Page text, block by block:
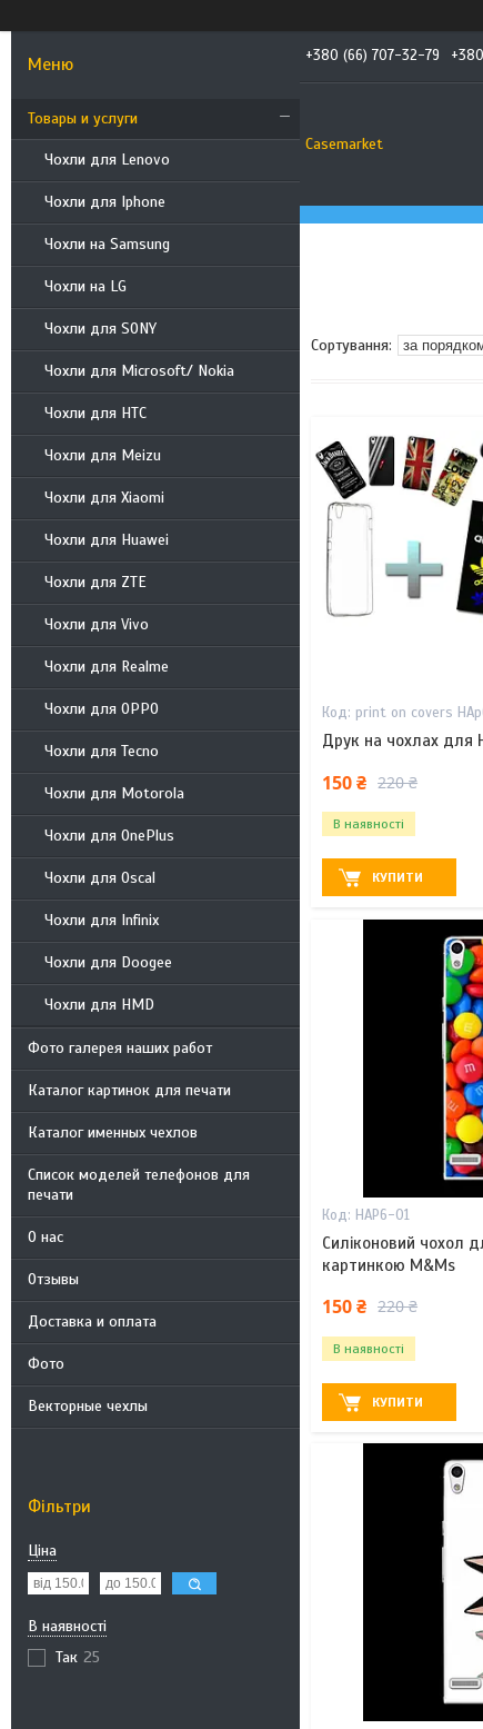
Товары и услуги
Чохли для Lenovo
Чохли для Iphone
Чохли на Samsung
Чохли на LG
Чохли для SONY
Чохли для Microsoft/ Nokia
Чохли для HTC
Чохли для Meizu
Чохли для Xiaomi
Чохли для Huawei
Чохли для ZTE
Чохли для Vivo
Чохли для Realme
Чохли для OPPO
Чохли для Tecno
Чохли для Motorola
Чохли для OnePlus
Чохли для Oscal
Чохли для Infinix
Чохли для Doogee
Чохли для HMD
Фото галерея наших работ
Каталог картинок для печати
Каталог именных чехлов
Список моделей телефонов для
печати
О нас
Отзывы
Доставка и оплата
Фото
Векторные чехлы
Фільтри
Ціна
В наявності
Так 25
+380 (66) 707-32-79
Casemarket
print on covers
Друк на чохлах для
150 ₴ 220 ₴
В наявності
КУПИТИ
HAP6-01
Силіконовий чохол
картинкою M&Ms
150 ₴ 220 ₴
В наявності
КУПИТИ